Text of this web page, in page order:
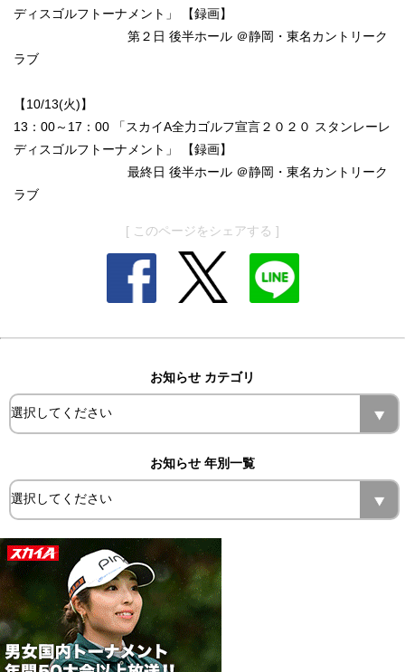
ディスゴルフトーナメント」 【録画】
第２日 後半ホール ＠静岡・東名カントリーク
ラブ
【10/13(火)】
13：00～17：00 「スカイA全力ゴルフ宣言２０２０ スタンレーレ
ディスゴルフトーナメント」 【録画】
最終日 後半ホール ＠静岡・東名カントリーク
ラブ
[ このページをシェアする ]
お知らせ カテゴリ
お知らせ 年別一覧